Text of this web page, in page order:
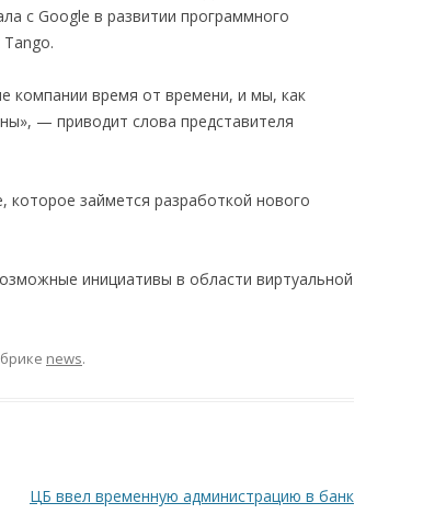
с Google в развитии программного
компании время от времени, и мы, как
— приводит слова представителя
которое займется разработкой нового
инициативы в области виртуальной
news.
ЦБ ввел временную администрацию в банк